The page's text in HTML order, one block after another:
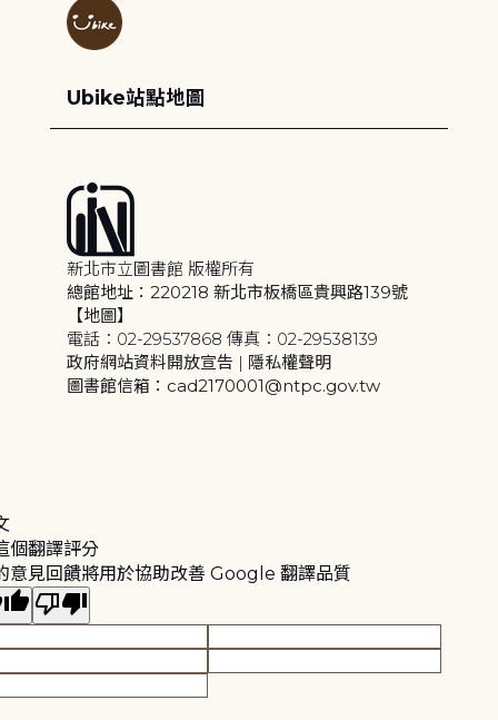
Ubike站點地圖
新北市立圖書館 版權所有
總館地址：220218 新北市板橋區貴興路139號
【地圖】
電話：02-29537868 傳真：02-29538139
政府網站資料開放宣告 | 隱私權聲明
圖書館信箱：cad2170001@ntpc.gov.tw
個翻譯評分
意見回饋將用於協助改善 Google 翻譯品質